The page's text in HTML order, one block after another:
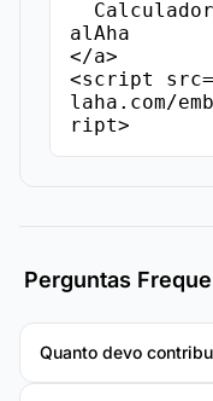
alAha
</a>
<script
laha.com/
ript>
Perguntas
Quanto devo